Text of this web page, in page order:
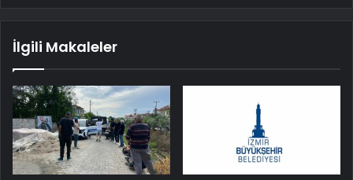
İlgili Makaleler